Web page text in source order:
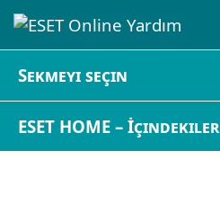
Sekmeyi seçin
ESET HOME – İçindekiler